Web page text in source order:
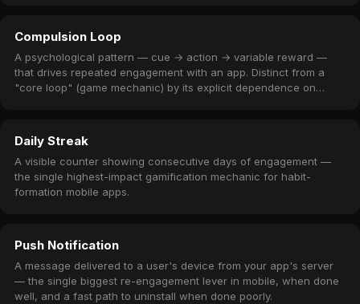
Compulsion Loop
A psychological pattern — cue → action → variable reward —
that drives repeated engagement with an app. Distinct from a
"core loop" (game mechanic) by its explicit dependence on
Daily Streak
A visible counter showing consecutive days of engagement —
the single highest-impact gamification mechanic for habit-
formation mobile apps.
Push Notification
A message delivered to a user's device from your app's server
— the single biggest re-engagement lever in mobile, when done
well, and a fast path to uninstall when done poorly.